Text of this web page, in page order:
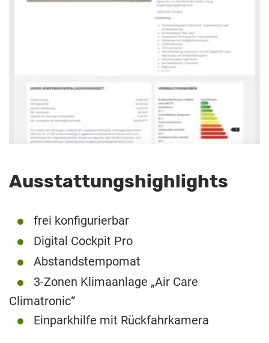
Ausstattungshighlights
frei konfigurierbar
Digital Cockpit Pro
Abstandstempomat
3-Zonen Klimaanlage „Air Care
Climatronic“
Einparkhilfe mit Rückfahrkamera